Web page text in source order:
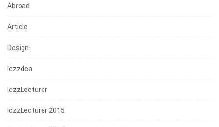
Abroad
Article
Design
Iczzdea
IczzLecturer
IczzLecturer 2015